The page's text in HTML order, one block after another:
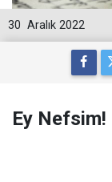
30 Aralık 2022
Ey Nefsim!